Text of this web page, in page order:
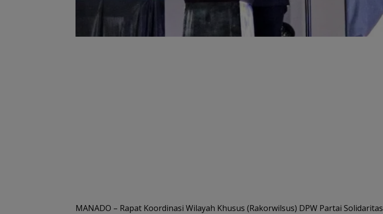
MANADO – Rapat Koordinasi Wilayah Khusus (Rakorwilsus) DPW Partai Solidaritas